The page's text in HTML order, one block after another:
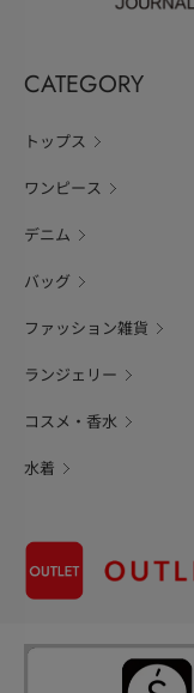
CATEGORY
トップス
ワンピース
デニム
バッグ
ファッション雑貨
ランジェリー
コスメ・香水
水着